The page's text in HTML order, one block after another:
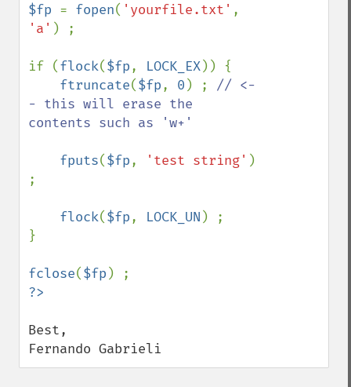
$fp = fopen( 'yourfile.txt'
'a' ) ;
if (flock($fp, LOCK_EX)) {
ftruncate($fp, 0 ) ; // <-
- this will erase the
contents such as 'w+'
fputs($fp, 'test string' )
;
flock($fp, LOCK_UN ) ;
}
fclose($fp
Best,
Fernando Gabrieli